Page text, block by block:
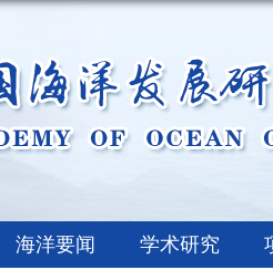
海洋要闻 学术研究